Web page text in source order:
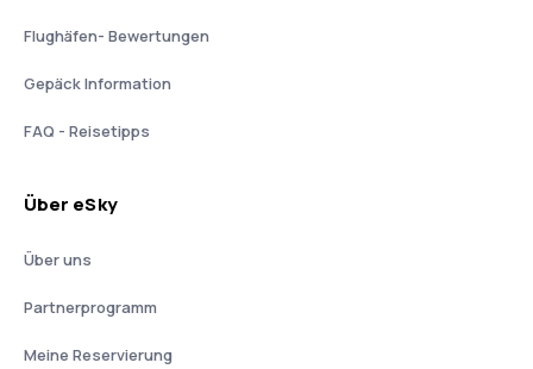
Flughäfen- Bewertungen
Gepäck Information
FAQ - Reisetipps
Über eSky
Über uns
Partnerprogramm
Meine Reservierung